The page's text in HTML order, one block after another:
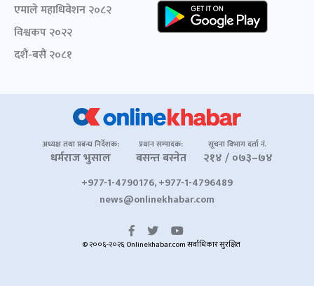
एमाले महाधिवेशन २०८२
विश्वकप २०२२
दशैं-बसैं २०८१
अध्यक्ष तथा प्रबन्ध निर्देशक:
धर्मराज भुसाल
प्रधान सम्पादक:
बसन्त बस्नेत
सूचना विभाग दर्ता नं.
२१४ / ०७३–७४
+977-1-4790176, +977-1-4796489
news@onlinekhabar.com
© २००६-२०२६ Onlinekhabar.com सर्वाधिकार सुरक्षित